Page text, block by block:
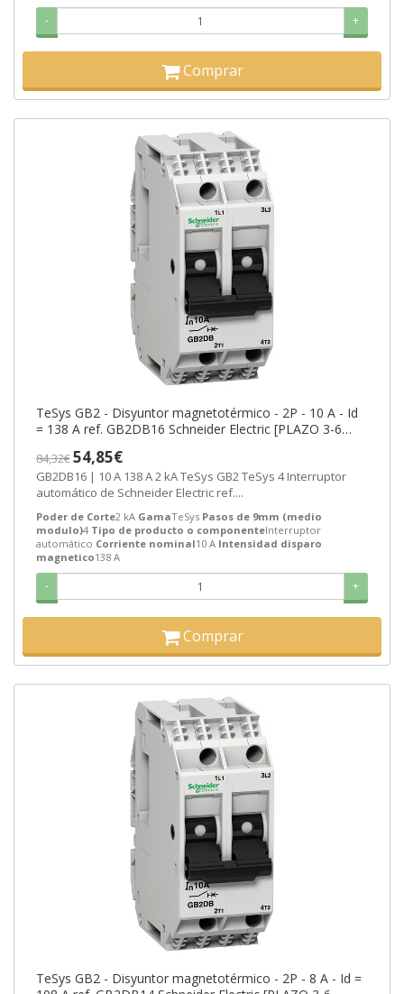
- +
Comprar
TeSys GB2 - Disyuntor magnetotérmico - 2P - 10 A - Id
= 138 A ref. GB2DB16 Schneider Electric [PLAZO 3-6
84,32€54,85€
GB2DB16 | 10 A 138 A 2 kA TeSys GB2 TeSys 4 Interruptor
automático de Schneider Electric ref....
Poder de Corte2 kA GamaTeSys Pasos de 9mm (medio
modulo)4 Tipo de producto o componenteInterruptor
automático Corriente nominal10 A Intensidad disparo
magnetico138 A
- +
Comprar
TeSys GB2 - Disyuntor magnetotérmico - 2P - 8 A - Id =